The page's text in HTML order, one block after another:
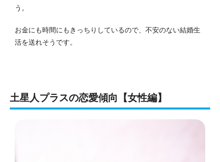
う。
お金にも時間にもきっちりしているので、不安のない結婚生
活を送れそうです。
土星人プラスの恋愛傾向【女性編】